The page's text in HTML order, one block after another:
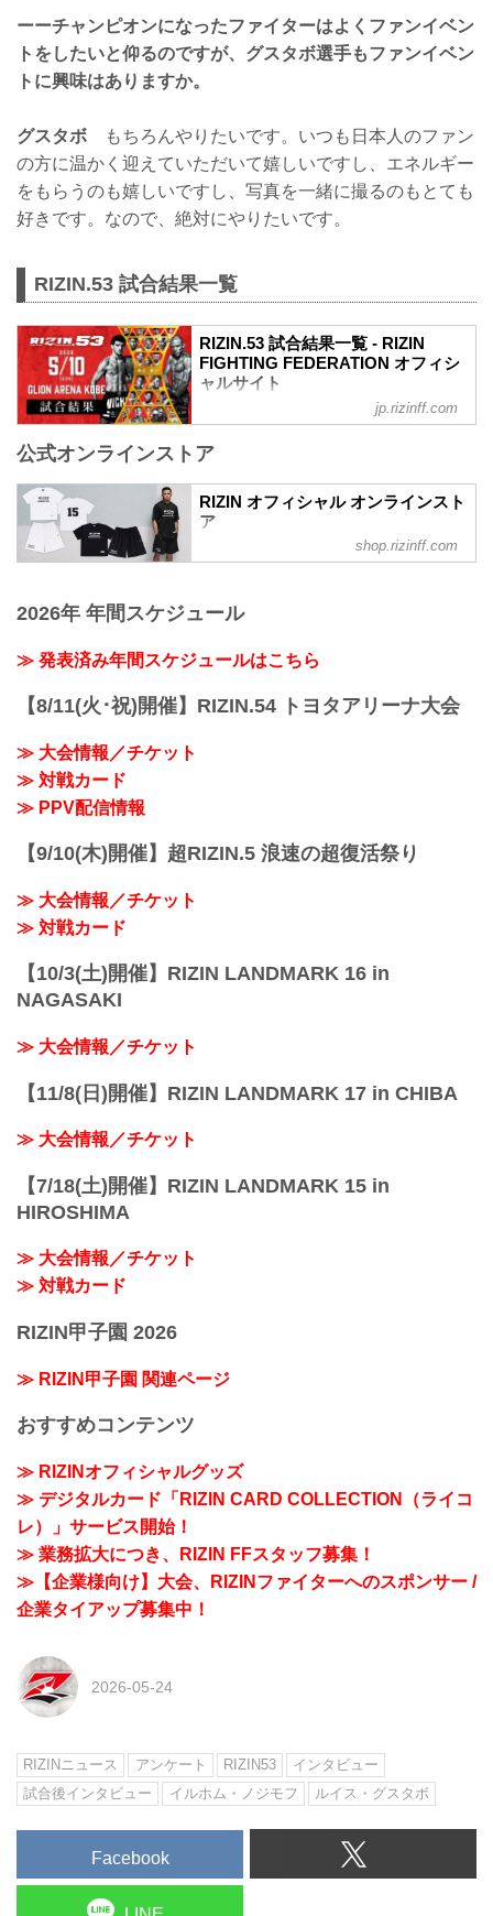
ーーチャンピオンになったファイターはよくファンイベン
トをしたいと仰るのですが、グスタボ選手もファンイベン
トに興味はありますか。
グスタボ もちろんやりたいです。いつも日本人のファン
の方に温かく迎えていただいて嬉しいですし、エネルギー
をもらうのも嬉しいですし、写真を一緒に撮るのもとても
好きです。なので、絶対にやりたいです。
RIZIN.53 試合結果一覧
RIZIN.53 試合結果一覧 - RIZIN
FIGHTING FEDERATION オフィシ
ャルサイト
第11試合／イルホム・ノジモフ vs. ルイ
ライト級タイトルマッチ
（LOSE）イルホム・ノジモフ vs. ルイ
ス・グスタボ（WIN）
1R 2分08秒 TKO（レフェリーストップ：
グラウンドパンチ）
RIZINスタンディングバウト特別ルール：
平本蓮 vs. 皇治
≫ 試合結果詳細
jp.rizinff.com
公式オンラインストア
RIZIN オフィシャル オンラインスト
ア
日本の総合格闘技団体「RIZIN（ライジ
う。
shop.rizinff.com
2026年 年間スケジュール
≫ 発表済み年間スケジュールはこちら
【8/11(火･祝)開催】RIZIN.54 トヨタアリーナ大会
≫ 大会情報／チケット
≫ 対戦カード
≫ PPV配信情報
【9/10(木)開催】超RIZIN.5 浪速の超復活祭り
≫ 大会情報／チケット
≫ 対戦カード
【10/3(土)開催】RIZIN LANDMARK 16 in
NAGASAKI
≫ 大会情報／チケット
【11/8(日)開催】RIZIN LANDMARK 17 in CHIBA
≫ 大会情報／チケット
【7/18(土)開催】RIZIN LANDMARK 15 in
HIROSHIMA
≫ 大会情報／チケット
≫ 対戦カード
RIZIN甲子園 2026
≫ RIZIN甲子園 関連ページ
おすすめコンテンツ
≫ RIZINオフィシャルグッズ
≫ デジタルカード「RIZIN CARD COLLECTION（ライコ
レ）」サービス開始！
≫ 業務拡大につき、RIZIN FFスタッフ募集！
≫【企業様向け】大会、RIZINファイターへのスポンサー /
企業タイアップ募集中！
2026-05-24
RIZINニュース アンケート RIZIN53
インタビュー
試合後インタビュー
イルホム・ノジモフ ルイス・グスタボ
Facebook